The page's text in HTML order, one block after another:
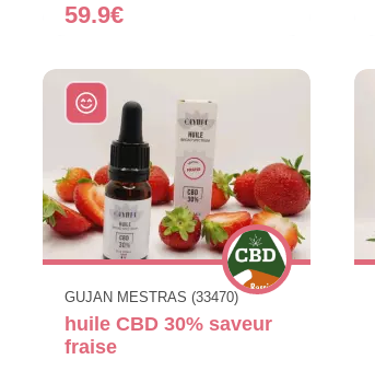
59.9€
GUJAN MESTRAS (33470)
huile CBD 30% saveur
fraise